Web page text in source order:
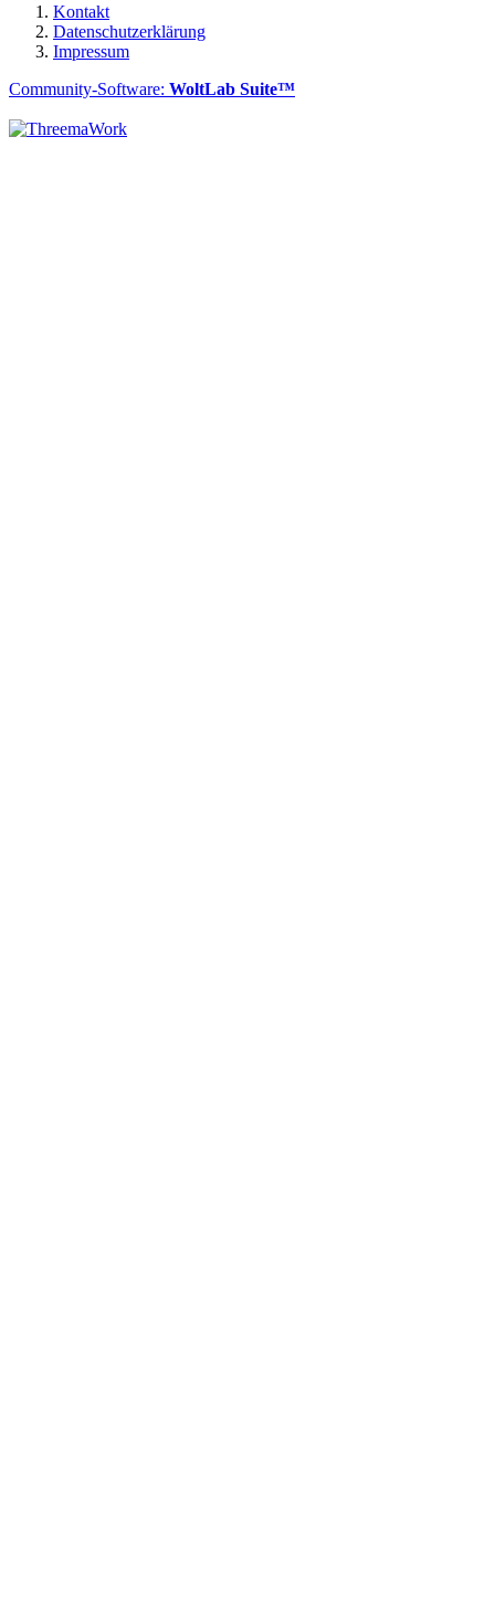
Kontakt
Datenschutzerklärung
Impressum
Community-Software: WoltLab Suite™